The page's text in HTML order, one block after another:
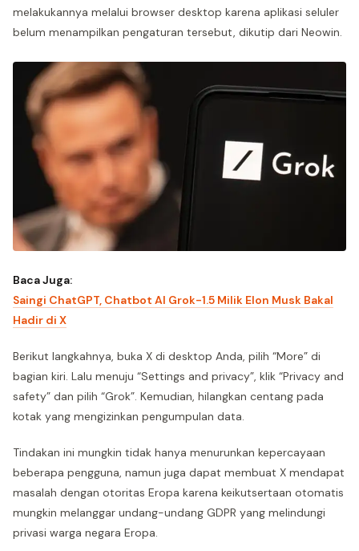
melakukannya melalui browser desktop karena aplikasi seluler
belum menampilkan pengaturan tersebut, dikutip dari Neowin.
Baca Juga:
Saingi ChatGPT, Chatbot AI Grok-1.5 Milik Elon Musk Bakal
Hadir di X
Berikut langkahnya, buka X di desktop Anda, pilih “More” di
bagian kiri. Lalu menuju “Settings and privacy”, klik “Privacy and
safety” dan pilih “Grok”. Kemudian, hilangkan centang pada
kotak yang mengizinkan pengumpulan data.
Tindakan ini mungkin tidak hanya menurunkan kepercayaan
beberapa pengguna, namun juga dapat membuat X mendapat
masalah dengan otoritas Eropa karena keikutsertaan otomatis
mungkin melanggar undang-undang GDPR yang melindungi
privasi warga negara Eropa.